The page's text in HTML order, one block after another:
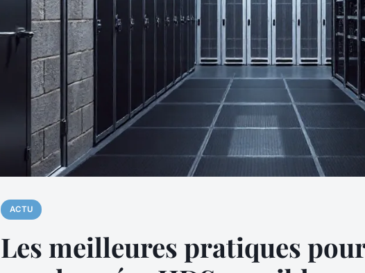
ACTU
Les meilleures pratiques